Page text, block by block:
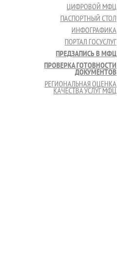
ЦИФРОВОЙ МФЦ
ПАСПОРТНЫЙ СТОЛ
ИНФОГРАФИКА
ПОРТАЛ ГОСУСЛУГ
ПРЕДЗАПИСЬ В МФЦ
ПРОВЕРКА ГОТОВНОСТИ
ДОКУМЕНТОВ
РЕГИОНАЛЬНАЯ ОЦЕНКА
КАЧЕСТВА УСЛУГ МФЦ